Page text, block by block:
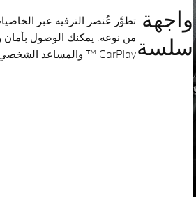
واجهة
سلسةCarPlay ™ والمساعد الشخصي الذكي من BMW.